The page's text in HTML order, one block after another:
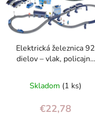
Elektrická železnica 92
dielov – vlak, policajné
Skladom (1 ks)
€22,78